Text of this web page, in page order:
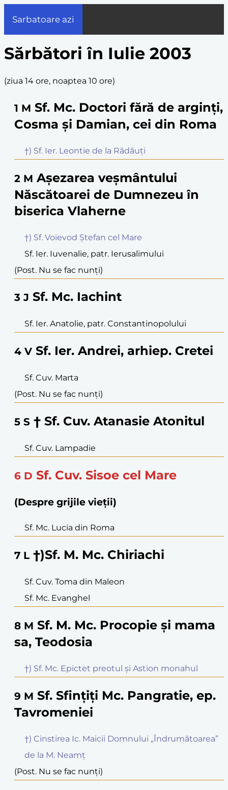
Sarbatoare azi
Sărbători în Iulie 2003
(ziua 14 ore, noaptea 10 ore)
1 M Sf. Mc. Doctori fără de arginți,
Cosma și Damian, cei din Roma
†) Sf. Ier. Leontie de la Rădăuți
2 M Așezarea veșmântului
Născătoarei de Dumnezeu în
biserica Vlaherne
†) Sf. Voievod Ștefan cel Mare
Sf. Ier. Iuvenalie, patr. Ierusalimului
(Post. Nu se fac nunți)
3 J Sf. Mc. Iachint
Sf. Ier. Anatolie, patr. Constantinopolului
4 V Sf. Ier. Andrei, arhiep. Cretei
Sf. Cuv. Marta
(Post. Nu se fac nunți)
5 S † Sf. Cuv. Atanasie Atonitul
Sf. Cuv. Lampadie
6 D Sf. Cuv. Sisoe cel Mare
(Despre grijile vieții)
Sf. Mc. Lucia din Roma
7 L †)Sf. M. Mc. Chiriachi
Sf. Cuv. Toma din Maleon
Sf. Mc. Evanghel
8 M Sf. M. Mc. Procopie și mama
sa, Teodosia
†) Sf. Mc. Epictet preotul și Astion monahul
9 M Sf. Sfințiți Mc. Pangratie, ep.
Tavromeniei
†) Cinstirea Ic. Maicii Domnului „Îndrumătoarea”
de la M. Neamț
(Post. Nu se fac nunți)